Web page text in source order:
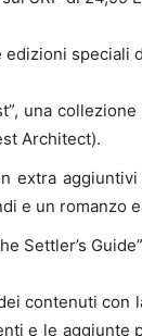
edizioni speciali
una
Architect).
extra
e un romanzo
Settler’s
contenuti con
e le aggiunte